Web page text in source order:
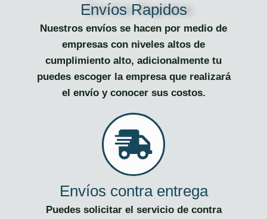
Envíos Rapidos
Nuestros envíos se hacen por medio de
empresas con niveles altos de
cumplimiento alto, adicionalmente tu
puedes escoger la empresa que realizará
el envío y conocer sus costos.
Envíos contra entrega
Puedes solicitar el servicio de contra